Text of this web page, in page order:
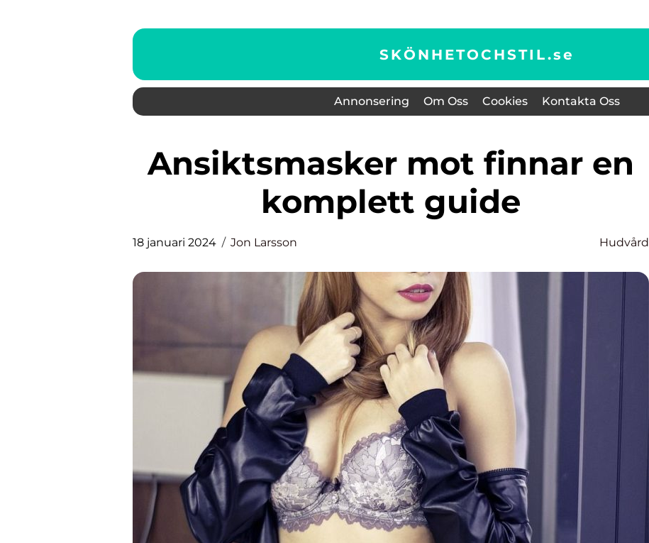
SKÖNHETOCHSTIL.se
Annonsering Om Oss Cookies Kontakta Oss
Ansiktsmasker mot finnar en
komplett guide
18 januari 2024 Jon Larsson Hudvård